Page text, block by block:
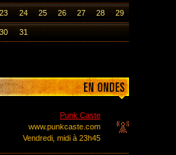
23 24 25 26 27 28 29
30 31
Punk Caste
www.punkcaste.com
Vendredi, midi à 23h45